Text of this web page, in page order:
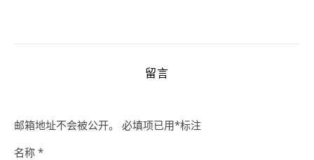
留言
邮箱地址不会被公开。 必填项已用*标注
名称 *